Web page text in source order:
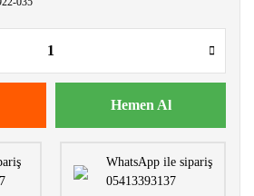
Hemen Al
WhatsApp ile sipariş
05413393137